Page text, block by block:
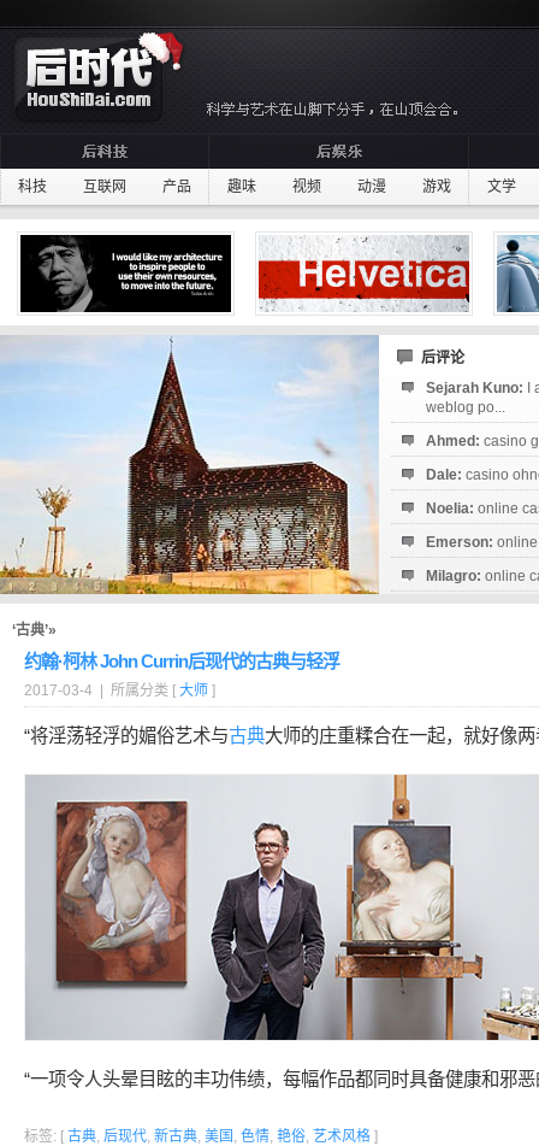
科技 互联网 产品 趣味 视频 动漫 游戏 文学
后评论
Sejarah Kuno:
weblog po...
Ahmed: casino
Dale: casino
Noelia: online
Emerson:
Milagro: online
‘古典’»
约翰·柯林 John Currin后现代的古典与轻浮
2017-03-4 | 所属分类 [ 大师 ]
“将淫荡轻浮的媚俗艺术与古典大师的庄重糅合在一起，就好像
“一项令人头晕目眩的丰功伟绩，每幅作品都同时具备健康和邪恶
标签: [ 古典, 后现代, 新古典, 美国 , 色情, 艳俗, 艺术风格 ]